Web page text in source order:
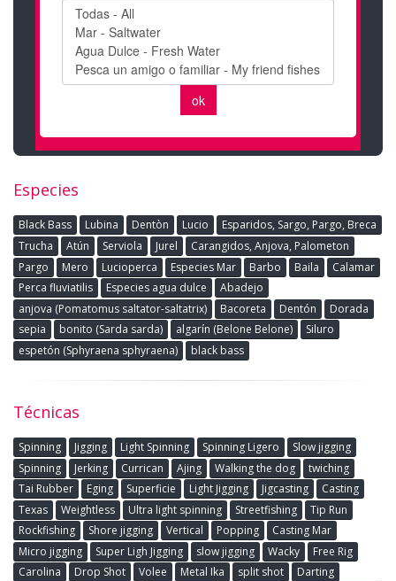
Especies
Black Bass Lubina Dentòn Lucio
Esparidos, Sargo, Pargo, Breca
Trucha
Atún Serviola Jurel
Carangidos, Anjova, Palometon
Pargo
Mero Lucioperca Especies Mar Barbo Baila
Calamar
Perca fluviatilis
Especies agua dulce
Abadejo
anjova (Pomatomus saltator-saltatrix)
Bacoreta Dentón
Dorada
sepia
bonito (Sarda sarda) algarín (Belone Belone)
Siluro
espetón (Sphyraena sphyraena)
black bass
Técnicas
Spinning Jigging Light Spinning Spinning Ligero
Slow jigging
Spinning
Jerking Currican Ajing Walking the dog
twiching
Tai Rubber
Eging Superficie Light Jigging Jigcasting
Casting
Texas
Weightless Ultra light spinning Streetfishing
Tip Run
Rockfishing
Shore jigging Vertical Popping
Casting Mar
Micro jigging
Super Ligh Jigging slow jigging Wacky
Free Rig
Carolina
Drop Shot Volee Metal Ika split shot
Darting